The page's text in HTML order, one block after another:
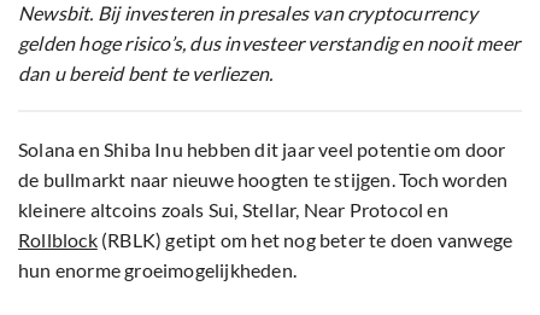
Newsbit. Bij investeren in presales van cryptocurrency
gelden hoge risico’s, dus investeer verstandig en nooit meer
dan u bereid bent te verliezen.
Solana en Shiba Inu hebben dit jaar veel potentie om door
de bullmarkt naar nieuwe hoogten te stijgen. Toch worden
kleinere altcoins zoals Sui, Stellar, Near Protocol en
Rollblock(RBLK) getipt om het nog beter te doen vanwege
hun enorme groeimogelijkheden.